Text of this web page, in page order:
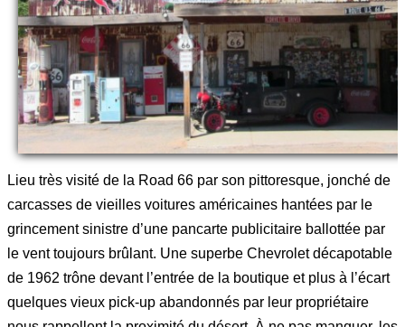
Lieu très visité de la Road 66 par son pittoresque, jonché de
carcasses de vieilles voitures américaines hantées par le
grincement sinistre d’une pancarte publicitaire ballottée par
le vent toujours brûlant. Une superbe Chevrolet décapotable
de 1962 trône devant l’entrée de la boutique et plus à l’écart
quelques vieux pick-up abandonnés par leur propriétaire